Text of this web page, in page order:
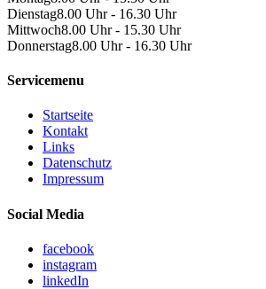
Dienstag8.00 Uhr - 16.30 Uhr
Mittwoch8.00 Uhr - 15.30 Uhr
Donnerstag8.00 Uhr - 16.30 Uhr
Servicemenu
Startseite
Kontakt
Links
Datenschutz
Impressum
Social Media
facebook
instagram
linkedIn